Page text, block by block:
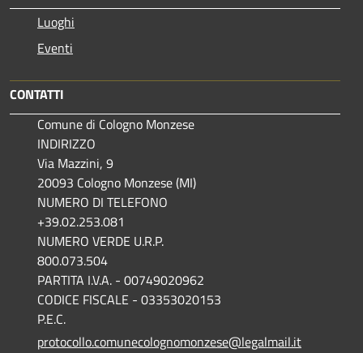
Luoghi
Eventi
CONTATTI
Comune di Cologno Monzese
INDIRIZZO
Via Mazzini, 9
20093 Cologno Monzese (MI)
NUMERO DI TELEFONO
+39.02.253.081
NUMERO VERDE U.R.P.
800.073.504
PARTITA I.V.A. - 00749020962
CODICE FISCALE - 03353020153
P.E.C.
protocollo.comunecolognomonzese@legalmail.it